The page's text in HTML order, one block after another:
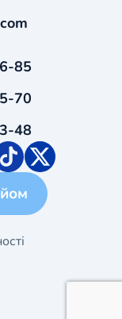
85
70
48